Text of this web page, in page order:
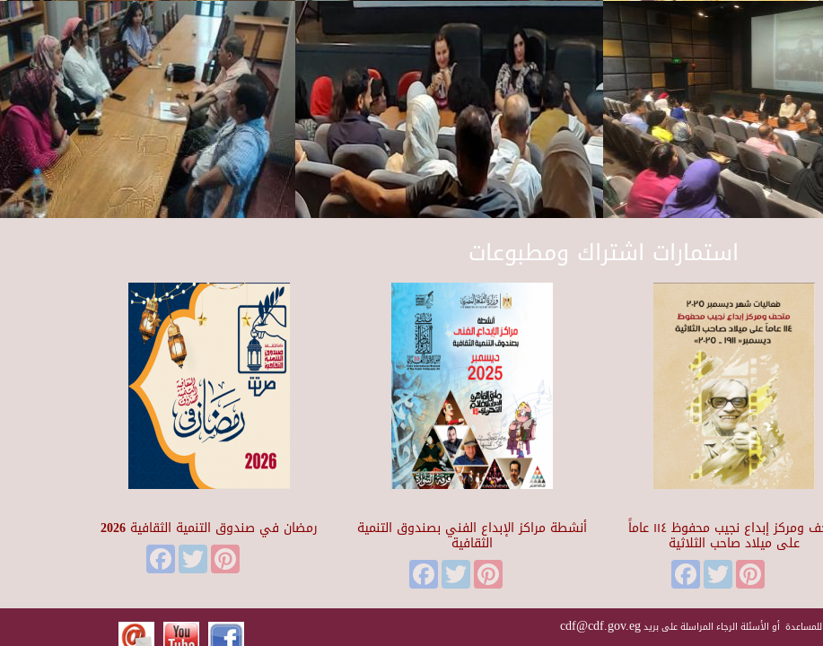
استمارات اشتراك ومطبوعات
رمضان في صندوق التنمية الثقافية 2026
FacebookTwitter
أنشطة مراكز الإبداع الفني بصندوق التنمية
الثقافية
FacebookTwitterPinterest
متحف ومركز إبداع نجيب محفوظ ١١٤ عاماً
على ميلاد صاحب الثلاثية
FacebookTwitter
للمساعدة أو الأسئلة الرجاء المراسلة على بريدcdf@cdf.gov.eg